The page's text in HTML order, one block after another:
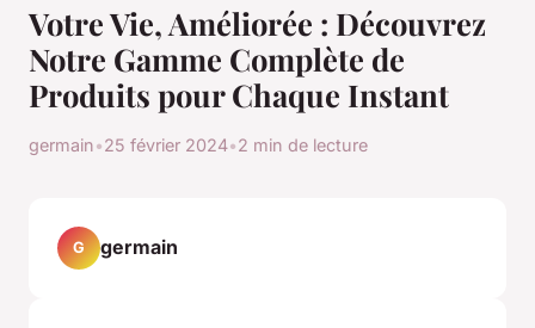
Votre Vie, Améliorée : Découvrez
Notre Gamme Complète de
Produits pour Chaque Instant
germain•25 février 2024•2 min de lecture
G germain